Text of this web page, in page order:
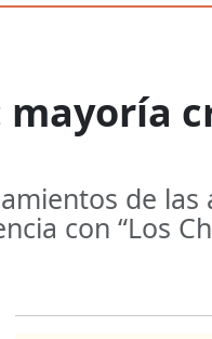
de las
con “Los